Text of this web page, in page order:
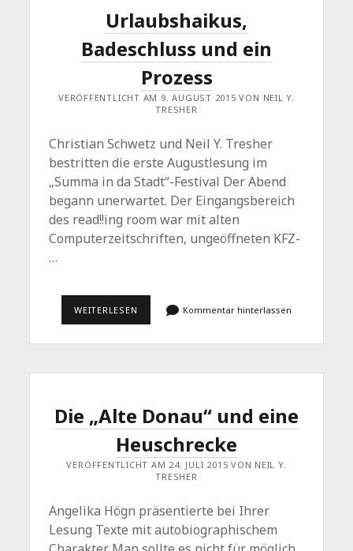
Urlaubshaikus,
Badeschluss und ein
Prozess
VERÖFFENTLICHT AM 9. AUGUST 2015 VON NEIL Y.
TRESHER
Christian Schwetz und Neil Y. Tresher
bestritten die erste Augustlesung im
„Summa in da Stadt“-Festival Der Abend
begann unerwartet. Der Eingangsbereich
des read!!ing room war mit alten
Computerzeitschriften, ungeöffneten KFZ-
…
WEITERLESEN URLAUBSHAIKUS,
EIN
Kommentar hinterlassen
Die „Alte Donau“ und eine
Heuschrecke
VERÖFFENTLICHT AM 24. JULI 2015 VON NEIL Y.
TRESHER
Angelika Högn präsentierte bei Ihrer
Lesung Texte mit autobiographischem